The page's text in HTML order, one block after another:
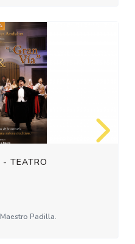
- TEATRO
Padilla.